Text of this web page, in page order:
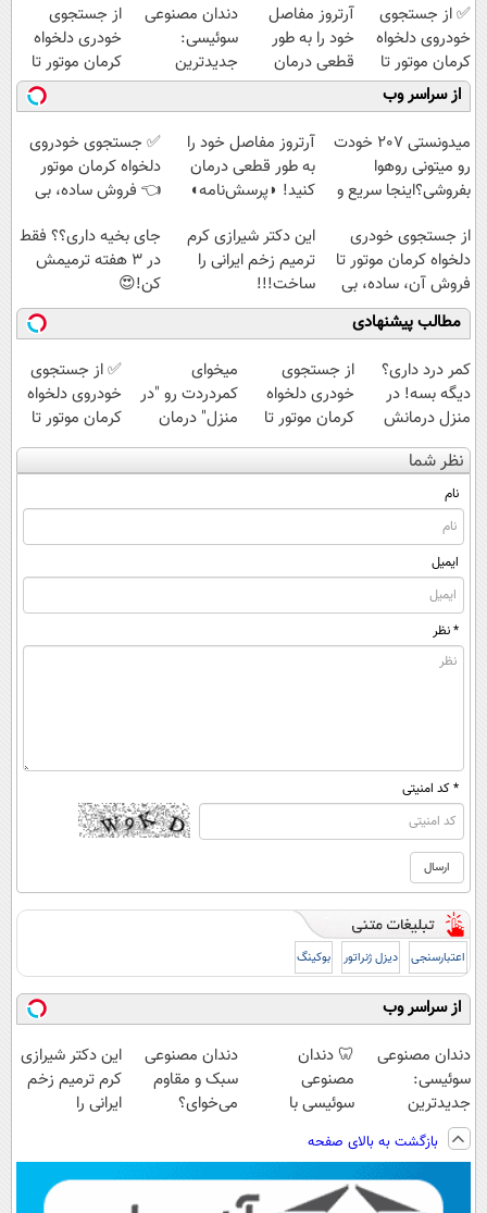
✅ از جستجوی
خودروی دلخواه
کرمان موتور تا
فروش ساده، بی
واسطه و
مستقیم
آرتروز مفاصل
خود را به طور
قطعی درمان
کنید!
◗پرسش‌نامه◖
دندان مصنوعی
سوئیسی:
جدیدترین
فناوری اروپا،
سبک و مقاوم |
پرداخت قسطی
از جستجوی
خودری دلخواه
کرمان موتور تا
فروش آن،
ساده، بی واسطه
و مستقیم
از سراسر وب
میدونستی 207 خودت
رو میتونی روهوا
بفروشی؟اینجا سریع و
آرتروز مفاصل خود را
به طور قطعی درمان
کنید! ◗پرسش‌نامه◖
✅ جستجوی خودروی
دلخواه کرمان موتور
👈 فروش ساده، بی
از جستجوی خودری
دلخواه کرمان موتور تا
فروش آن، ساده، بی
واسطه و مستقیم
این دکتر شیرازی کرم
ترمیم زخم ایرانی را
ساخت!!!
جای بخیه داری؟؟ فقط
در 3 هفته ترمیمش
کن!😍
مطالب پیشنهادی
کمر درد داری؟
دیگه بسه! در
منزل درمانش
کن
(◀پرسش‌نامه)
از جستجوی
خودری دلخواه
کرمان موتور تا
فروش آن،
میخوای
کمردردت رو "در
منزل" درمان
کنی؟ (◂فیلم +
✅ از جستجوی
خودروی دلخواه
کرمان موتور تا
فروش ساده، بی
نظر شما
نام
ایمیل
* نظر
* کد امنیتی
اعتبارسنجی دیزل ژنراتور بوکینگ
از سراسر وب
دندان مصنوعی
سوئیسی:
جدیدترین
فناوری اروپا،
سبک و مقاوم |
پرداخت قسطی
🦷 دندان
مصنوعی
سوئیسی با
دیجیتال |
پرداخت در 4
قسط |📍 تهران
دندان مصنوعی
سبک و مقاوم
می‌خوای؟
📍تهران
این دکتر شیرازی
کرم ترمیم زخم
ایرانی را
بازگشت به بالای صفحه